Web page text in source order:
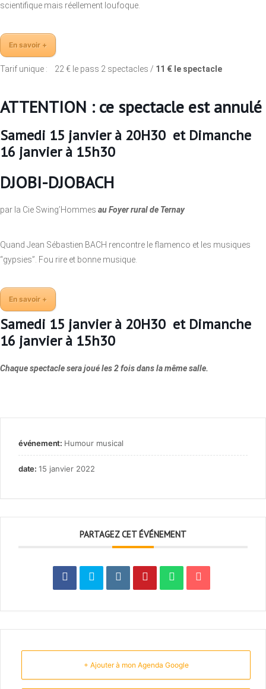
scientifique mais réellement loufoque.
En savoir +
Tarif unique : 22 € le pass 2 spectacles / 11 € le spectacle
ATTENTION : ce spectacle est annulé
Samedi 15 janvier à 20H30 et Dimanche
16 janvier à 15h30
DJOBI-DJOBACH
par la Cie Swing’Hommes au Foyer rural de Ternay
Quand Jean Sébastien BACH rencontre le flamenco et les musiques
“gypsies”. Fou rire et bonne musique.
En savoir +
Samedi 15 janvier à 20H30 et Dimanche
16 janvier à 15h30
Chaque spectacle sera joué les 2 fois dans la même salle.
événement: Humour musical
date: 15 janvier 2022
PARTAGEZ CET ÉVÉNEMENT
+ Ajouter à mon Agenda Google